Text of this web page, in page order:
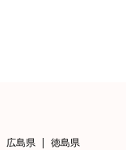
広島県
徳島県